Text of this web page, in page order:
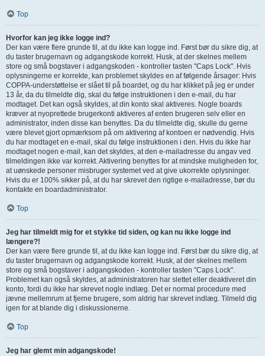
Top
Hvorfor kan jeg ikke logge ind?
Der kan være flere grunde til, at du ikke kan logge ind. Først bør du sikre dig, at
du taster brugernavn og adgangskode korrekt. Husk, at der skelnes mellem
store og små bogstaver i adgangskoden - kontroller tasten "Caps Lock". Hvis
oplysningerne er korrekte, kan problemet skyldes en af følgende årsager: Hvis
COPPA-understøttelse er slået til på boardet, og du har klikket på jeg er under
13 år, da du tilmeldte dig, skal du følge instruktionen i den e-mail, du har
modtaget. Det kan også skyldes, at din konto skal aktiveres. Nogle boards
kræver at nyoprettede brugerkonti aktiveres af enten brugeren selv eller en
administrator, inden disse kan benyttes. Da du tilmeldte dig, skulle du gerne
være blevet gjort opmærksom på om aktivering af kontoen er nødvendig. Hvis
du har modtaget en e-mail, skal du følge instruktionen i den. Hvis du ikke har
modtaget nogen e-mail, kan det skyldes, at den e-mailadresse du angav ved
tilmeldingen ikke var korrekt. Aktivering benyttes for at mindske muligheden for,
at uønskede personer misbruger systemet ved at give ukorrekte oplysninger.
Hvis du er 100% sikker på, at du har skrevet den rigtige e-mailadresse, bør du
kontakte en boardadministrator.
Top
Jeg har tilmeldt mig for et stykke tid siden, og kan nu ikke logge ind
længere?!
Der kan være flere grunde til, at du ikke kan logge ind. Først bør du sikre dig, at
du taster brugernavn og adgangskode korrekt. Husk, at der skelnes mellem
store og små bogstaver i adgangskoden - kontroller tasten "Caps Lock".
Problemet kan også skyldes, at administratoren har slettet eller deaktiveret din
konto, fordi du ikke har skrevet nogle indlæg. Det er normal procedure med
jævne mellemrum at fjerne brugere, som aldrig har skrevet indlæg. Tilmeld dig
igen for at blande dig i diskussionerne.
Top
Jeg har glemt min adgangskode!